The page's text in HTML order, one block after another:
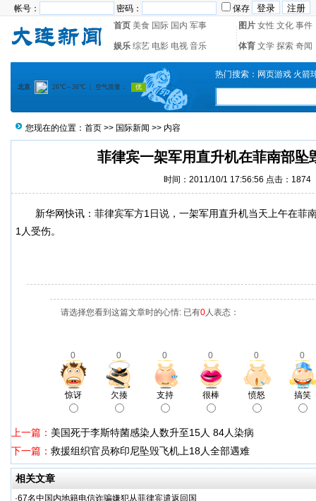
帐号： 密码：
保存
首页 美食 国际 国内 军事 图片 女性 文化 事件
娱乐 综艺 电影 电视 音乐 体育 文学 探索 奇闻
热门搜索： 网页游戏 火箭
您现在的位置： 首页 >> 国际新闻 >> 内容
菲律宾一架军用直升机在菲南部坠
时间：2011/10/1 17:56:56 点击：1874
新华网快讯：菲律宾军方1日说，一架军用直升机当天上午在菲
1人受伤。
请选择您看到这篇文章时的心情: 已有0人表态：
0 0 0 0 0 0
惊讶 欠揍 支持 很棒 愤怒 搞笑
上一篇： 美国死于李斯特菌感染人数升至15人 84人染病
下一篇： 救援组织官员称印尼坠毁飞机上18人全部遇难
相关文章
·67名中国内地籍电信诈骗嫌犯从菲律宾遣返回国